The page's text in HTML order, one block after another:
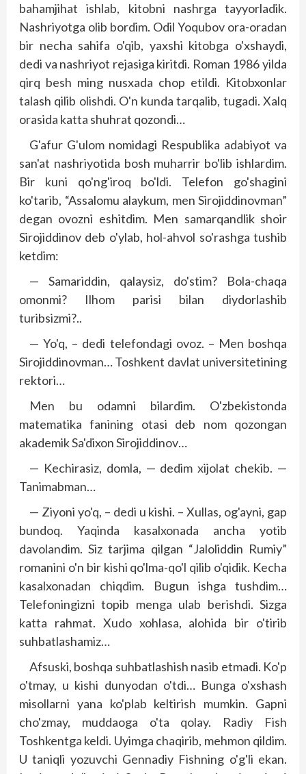
bahamjihat ishlab, kitobni nashrga tayyorladik.
Nashriyotga olib bordim. Odil Yoqubov ora-oradan
bir necha sahifa o'qib, yaxshi kitobga o'xshaydi,
dedi va nashriyot rejasiga kiritdi. Roman 1986 yilda
qirq besh ming nusxada chop etildi. Kitobxonlar
talash qilib olishdi. O'n kunda tarqalib, tugadi. Xalq
orasida katta shuhrat qozondi…
G'afur G'ulom nomidagi Respublika adabiyot va
san'at nashriyotida bosh muharrir bo'lib ishlardim.
Bir kuni qo'ng'iroq bo'ldi. Telefon go'shagini
ko'tarib, “Assalomu alaykum, men Sirojiddinovman”
degan ovozni eshitdim. Men samarqandlik shoir
Sirojiddinov deb o'ylab, hol-ahvol so'rashga tushib
ketdim:
— Samariddin, qalaysiz, do'stim? Bola-chaqa
omonmi? Ilhom parisi bilan diydorlashib
turibsizmi?..
— Yo'q, – dedi telefondagi ovoz. – Men bosh­­qa
Sirojiddinovman… Toshkent davlat universitetining
rektori…
Men bu odamni bilardim. O'zbekistonda
matematika fanining otasi deb nom qozongan
akademik Sa'dixon Sirojiddinov…
— Kechirasiz, domla, — dedim xijolat chekib. —
Tanimabman…
— Ziyoni yo'q, – dedi u kishi. – Xullas, og'ayni, gap
bundoq. Yaqinda kasalxonada ancha yotib
davolandim. Siz tarjima qilgan “Jaloliddin Rumiy”
romanini o'n bir kishi qo'lma-qo'l qilib o'qidik. Kecha
kasalxonadan chiqdim. Bugun ishga tushdim…
Telefoningizni topib menga ulab berishdi. Sizga
katta rahmat. Xudo xohlasa, alohida bir o'tirib
suhbatlashamiz…
Afsuski, boshqa suhbatlashish nasib etmadi. Ko'p
o'tmay, u kishi dunyodan o'tdi… Bunga o'xshash
misollarni yana ko'plab keltirish mumkin. Gapni
cho'zmay, muddaoga o'ta qolay. Radiy Fish
Toshkentga keldi. Uyimga chaqirib, mehmon qildim.
U taniqli yozuvchi Gennadiy Fishning o'g'li ekan.